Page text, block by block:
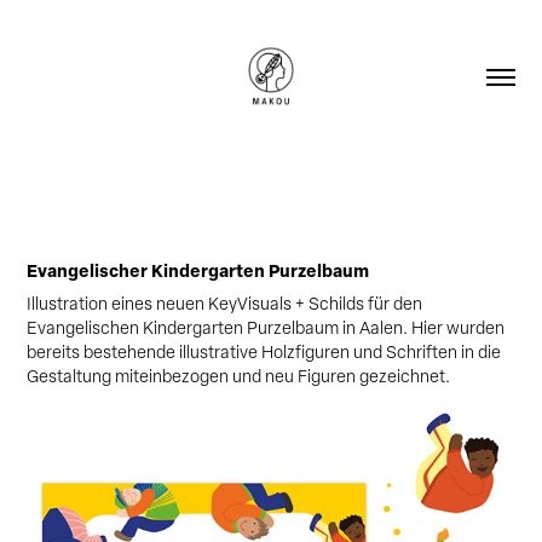
Evangelischer Kindergarten Purzelbaum
Illustration eines neuen KeyVisuals + Schilds für den
Evangelischen Kindergarten Purzelbaum in Aalen. Hier wurden
bereits bestehende illustrative Holzfiguren und Schriften in die
Gestaltung miteinbezogen und neu Figuren gezeichnet.